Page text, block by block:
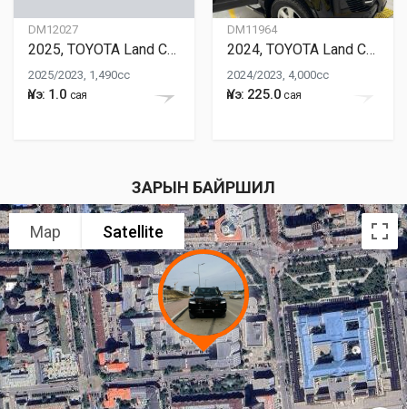
DM12027
2025, TOYOTA Land Cruiser 300
2025/2023, 1,490cc
Үнэ: 1.0 сая
DM11964
2024, TOYOTA Land Cruiser 300
2024/2023, 4,000cc
Үнэ: 225.0 сая
ЗАРЫН БАЙРШИЛ
Map Satellite